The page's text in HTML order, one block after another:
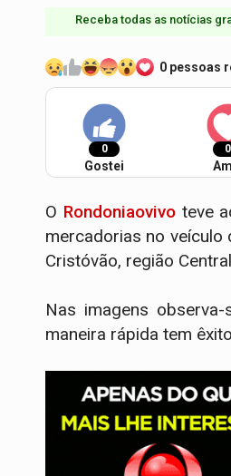
Receba todas as notícias
0 pessoas
0
Gostei
0
O Rondoniaovivoteve
mercadorias no veículo
Cristóvão, região
Nas imagens
maneira rápida tem